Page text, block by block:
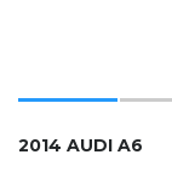
2014 AUDI A6